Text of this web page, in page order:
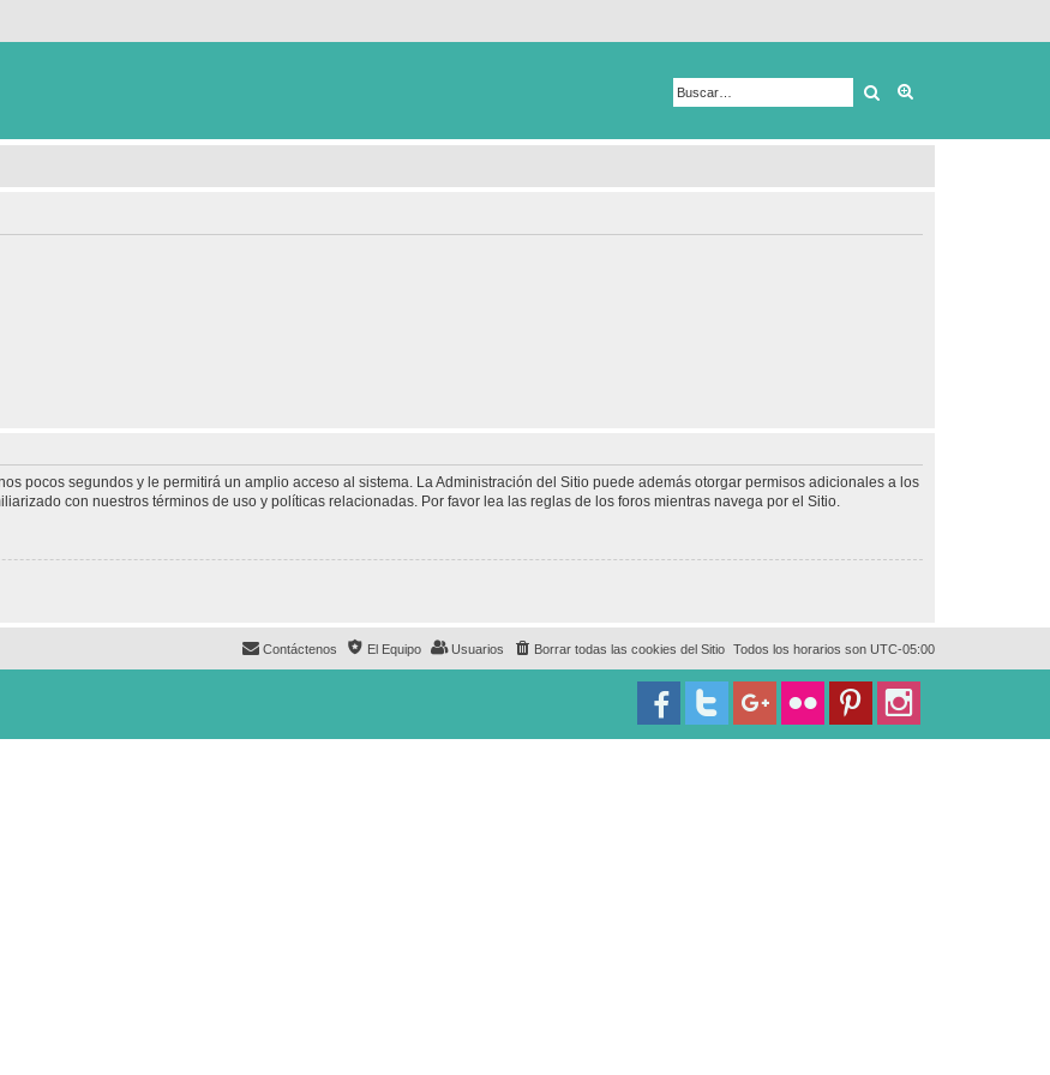
Buscar
pocos segundos y le permitirá un amplio acceso al sistema. La Administración del Sitio puede además otorgar permisos adicionales a los
con nuestros términos de uso y políticas relacionadas. Por favor lea las reglas de los foros mientras navega por el Sitio.
Todos los horarios son UTC-05:00
Borrar todas las cookies del Sitio
Usuarios
El Equipo
Contáctenos